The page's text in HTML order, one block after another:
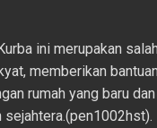
ini merupakan
memberikan
rumah yang baru
sejahtera.(pen1002hst).